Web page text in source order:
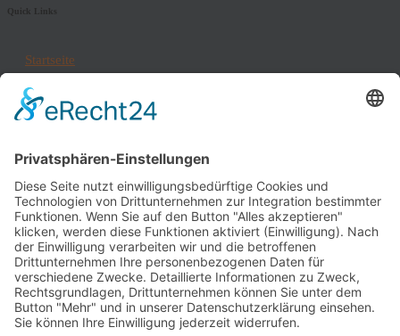
Quick Links
Startseite
Vogelsberg – Der Vulkan
Wir
Downloads
Blog
Kontakt